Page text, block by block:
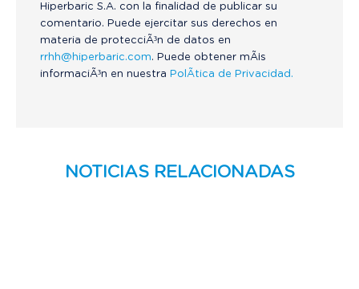
Hiperbaric S.A. con la finalidad de publicar su
comentario. Puede ejercitar sus derechos en
materia de protecciÃ³n de datos en
rrhh@hiperbaric.com. Puede obtener mÃ¡s
informaciÃ³n en nuestra PolÃ­tica de Privacidad.
NOTICIAS RELACIONADAS